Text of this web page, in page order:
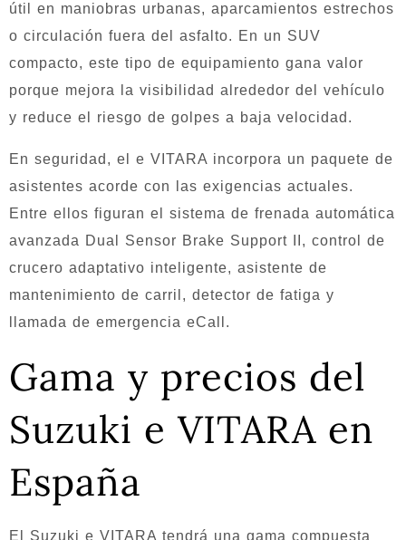
útil en maniobras urbanas, aparcamientos estrechos
o circulación fuera del asfalto. En un SUV
compacto, este tipo de equipamiento gana valor
porque mejora la visibilidad alrededor del vehículo
y reduce el riesgo de golpes a baja velocidad.
En seguridad, el e VITARA incorpora un paquete de
asistentes acorde con las exigencias actuales.
Entre ellos figuran el sistema de frenada automática
avanzada Dual Sensor Brake Support II, control de
crucero adaptativo inteligente, asistente de
mantenimiento de carril, detector de fatiga y
llamada de emergencia eCall.
Gama y precios del
Suzuki e VITARA en
España
El Suzuki e VITARA tendrá una gama compuesta